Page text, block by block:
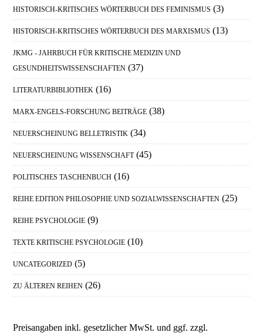
HISTORISCH-KRITISCHES WÖRTERBUCH DES FEMINISMUS (3)
HISTORISCH-KRITISCHES WÖRTERBUCH DES MARXISMUS (13)
JKMG - JAHRBUCH FÜR KRITISCHE MEDIZIN UND
GESUNDHEITSWISSENSCHAFTEN (37)
LITERATURBIBLIOTHEK (16)
MARX-ENGELS-FORSCHUNG BEITRÄGE (38)
NEUERSCHEINUNG BELLETRISTIK (34)
NEUERSCHEINUNG WISSENSCHAFT (45)
POLITISCHES TASCHENBUCH (16)
REIHE EDITION PHILOSOPHIE UND SOZIALWISSENSCHAFTEN (25)
REIHE PSYCHOLOGIE (9)
TEXTE KRITISCHE PSYCHOLOGIE (10)
UNCATEGORIZED (5)
ZU ÄLTEREN REIHEN (26)
Preisangaben inkl. gesetzlicher MwSt. und ggf. zzgl.